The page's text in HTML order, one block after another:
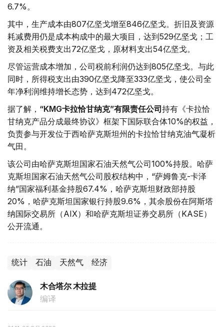
6.7%。
其中，生产成本由807亿坚戈增至846亿坚戈。折旧及资源
耗减费用仍是成本构成中的最大项目，达到529亿坚戈；工
资及相关税费支出72亿坚戈，原材料支出54亿坚戈。
尽管运营成本增加，公司税前利润仍达到805亿坚戈。与此
同时，所得税支出由390亿坚戈降至333亿坚戈，使公司全
年净利润维持增长态势，达到472亿坚戈。
据了解， “KMG卡拉恰甘纳克”有限责任公司持有《卡拉恰
甘纳克产品分成最终协议》框架下国际联合体10%的权益，
负责参与开发位于西哈萨克斯坦州的卡拉恰甘纳克油气凝析
气田。
该公司由哈萨克斯坦国家石油天然气公司100%持股。哈萨
克斯坦国家石油天然气公司股权结构中，“萨姆鲁克-卡泽
纳”国家福利基金持股67.4%，哈萨克斯坦财政部持股
20%，哈萨克斯坦国家银行持股9.6%，其余股份在阿斯塔
纳国际交易所（AIX）和哈萨克斯坦证券交易所（KASE）
公开流通。
统计 石油 天然气 经济
木合塔尔 木拉提
编译